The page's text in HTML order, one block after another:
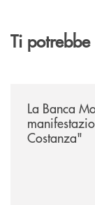
Ti
La Banca
Costanza"